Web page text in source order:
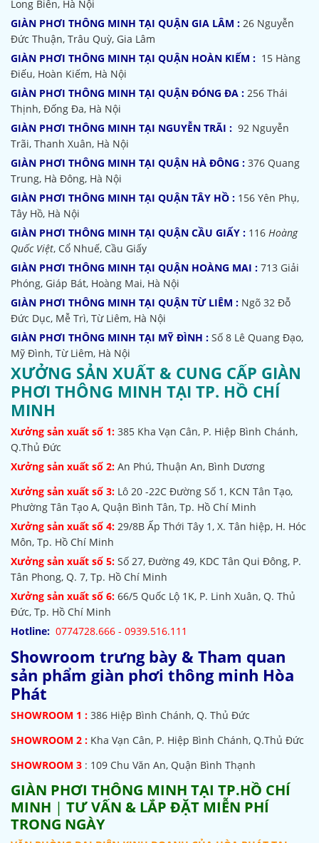
Long Biên, Hà Nội
GIÀN PHƠI THÔNG MINH TẠI QUẬN GIA LÂM : 26 Nguyễn
Đức Thuận, Trâu Quỳ, Gia Lâm
GIÀN PHƠI THÔNG MINH TẠI QUẬN HOÀN KIẾM : 15 Hàng
Điếu, Hoàn Kiếm, Hà Nội
GIÀN PHƠI THÔNG MINH TẠI QUẬN ĐÓNG ĐA : 256 Thái
Thịnh, Đống Đa, Hà Nội
GIÀN PHƠI THÔNG MINH TẠI NGUYỄN TRÃI : 92 Nguyễn
Trãi, Thanh Xuân, Hà Nội
GIÀN PHƠI THÔNG MINH TẠI QUẬN HÀ ĐÔNG : 376 Quang
Trung, Hà Đông, Hà Nội
GIÀN PHƠI THÔNG MINH TẠI QUẬN TÂY HỒ : 156 Yên Phụ,
Tây Hồ, Hà Nội
GIÀN PHƠI THÔNG MINH TẠI QUẬN CẦU GIẤY : 116 Hoàng
Quốc Việt, Cổ Nhuế, Cầu Giấy
GIÀN PHƠI THÔNG MINH TẠI QUẬN HOÀNG MAI : 713 Giải
Phóng, Giáp Bát, Hoàng Mai, Hà Nội
GIÀN PHƠI THÔNG MINH TẠI QUẬN TỪ LIÊM : Ngõ 32 Đỗ
Đức Dục, Mễ Trì, Từ Liêm, Hà Nội
GIÀN PHƠI THÔNG MINH TẠI MỸ ĐÌNH : Số 8 Lê Quang Đạo,
Mỹ Đình, Từ Liêm, Hà Nội
XƯỞNG SẢN XUẤT & CUNG CẤP GIÀN
PHƠI THÔNG MINH TẠI TP. HỒ CHÍ
MINH
Xưởng sản xuất số 1: 385 Kha Vạn Cân, P. Hiệp Bình Chánh,
Q.Thủ Đức
Xưởng sản xuất số 2: An Phú, Thuận An, Bình Dương
Xưởng sản xuất số 3: Lô 20 -22C Đường Số 1, KCN Tân Tạo,
Phường Tân Tạo A, Quận Bình Tân, Tp. Hồ Chí Minh
Xưởng sản xuất số 4: 29/8B Ấp Thới Tây 1, X. Tân hiệp, H. Hóc
Môn, Tp. Hồ Chí Minh
Xưởng sản xuất số 5: Số 27, Đường 49, KDC Tân Qui Đông, P.
Tân Phong, Q. 7, Tp. Hồ Chí Minh
Xưởng sản xuất số 6: 66/5 Quốc Lộ 1K, P. Linh Xuân, Q. Thủ
Đức, Tp. Hồ Chí Minh
Hotline: 0774728.666 - 0939.516.111
Showroom trưng bày & Tham quan
sản phẩm giàn phơi thông minh Hòa
Phát
SHOWROOM 1 : 386 Hiệp Bình Chánh, Q. Thủ Đức
SHOWROOM 2 : Kha Vạn Cân, P. Hiệp Bình Chánh, Q.Thủ Đức
SHOWROOM 3 : 109 Chu Văn An, Quận Bình Thạnh
GIÀN PHƠI THÔNG MINH TẠI TP.HỒ CHÍ
MINH | TƯ VẤN & LẮP ĐẶT MIỄN PHÍ
TRONG NGÀY